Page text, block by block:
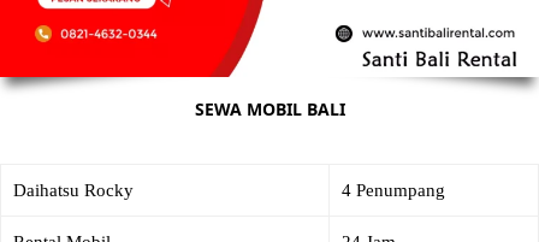
SEWA MOBIL BALI
Daihatsu Rocky 4 Penumpang